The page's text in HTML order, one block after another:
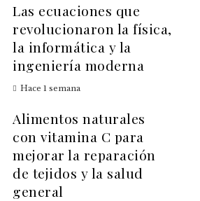
Las ecuaciones que
revolucionaron la física,
la informática y la
ingeniería moderna
Hace 1 semana
Alimentos naturales
con vitamina C para
mejorar la reparación
de tejidos y la salud
general